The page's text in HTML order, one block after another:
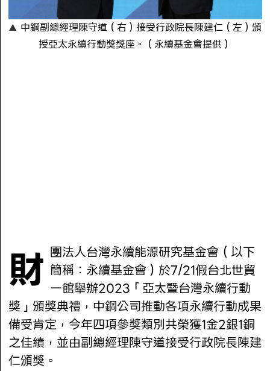
中鋼副總經理陳守道（右）接受行政院長陳建仁（左）頒
授亞太永續行動獎獎座。（永續基金會提供）
財團法人台灣永續能源研究基金會（以下 簡稱：永續基金會）於7/21假台北世貿
一館舉辦2023「亞太暨台灣永續行動
獎」頒獎典禮，中鋼公司推動各項永續行動成果
備受肯定，今年四項參獎類別共榮獲1金2銀1銅
之佳績，並由副總經理陳守道接受行政院長陳建
仁頒獎。